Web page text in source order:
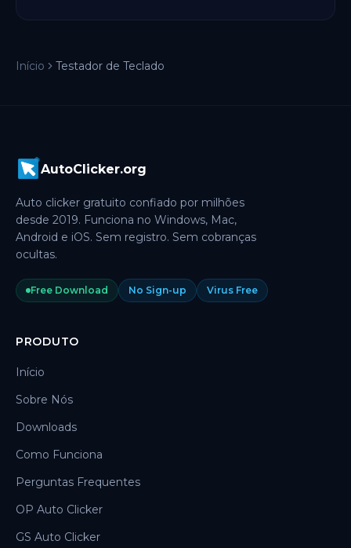
Início Testador de Teclado
AutoClicker.org
Auto clicker gratuito confiado por milhões
desde 2019. Funciona no Windows, Mac,
Android e iOS. Sem registro. Sem cobranças
ocultas.
Free Download No Sign-up Virus Free
PRODUTO
Início
Sobre Nós
Downloads
Como Funciona
Perguntas Frequentes
OP Auto Clicker
GS Auto Clicker